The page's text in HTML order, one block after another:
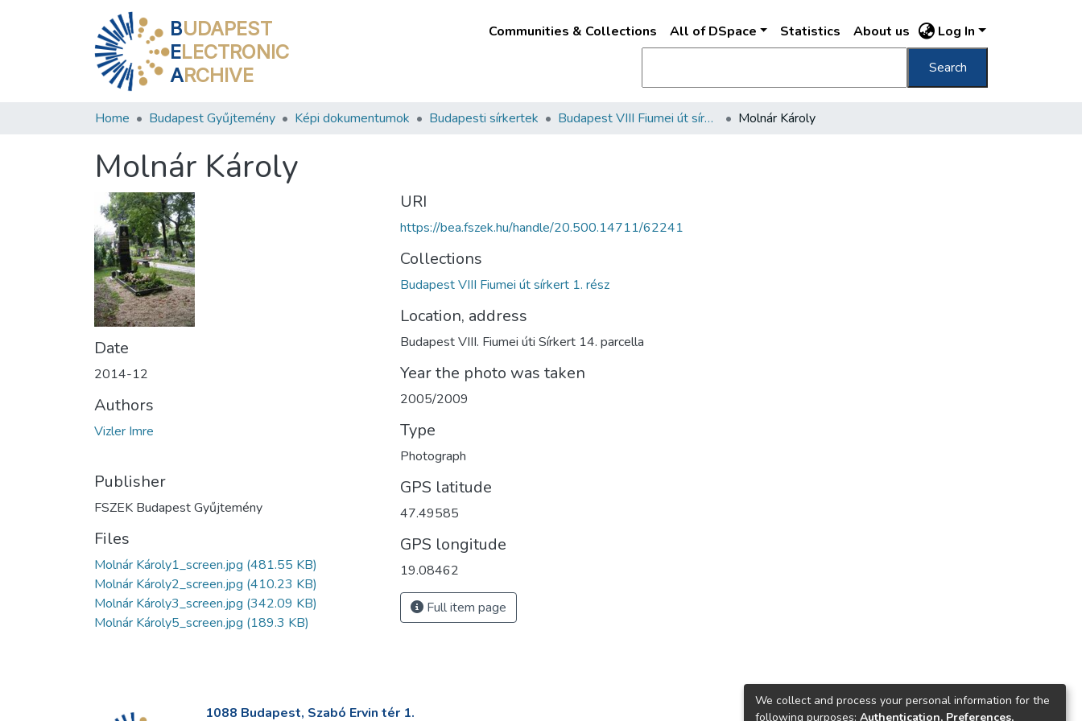
BUDAPEST
ELECTRONIC
ARCHIVE
Communities & Collections All of DSpace Statistics About us Log In
Search
Home Budapest Gyűjtemény Képi dokumentumok Budapesti sírkertek Budapest VIII Fiumei út sírkert 1. rész Molnár Károly
Molnár Károly
Date
2014-12
Authors
Vizler Imre
Publisher
FSZEK Budapest Gyűjtemény
Files
Molnár Károly1_screen.jpg (481.55 KB)
Molnár Károly2_screen.jpg (410.23 KB)
Molnár Károly3_screen.jpg (342.09 KB)
Molnár Károly5_screen.jpg (189.3 KB)
URI
https://bea.fszek.hu/handle/20.500.14711/62241
Collections
Budapest VIII Fiumei út sírkert 1. rész
Location, address
Budapest VIII. Fiumei úti Sírkert 14. parcella
Year the photo was taken
2005/2009
Type
Photograph
GPS latitude
47.49585
GPS longitude
19.08462
Full item page
1088 Budapest, Szabó Ervin tér 1.
We collect and process your personal information for the
following purposes: Authentication, Preferences,